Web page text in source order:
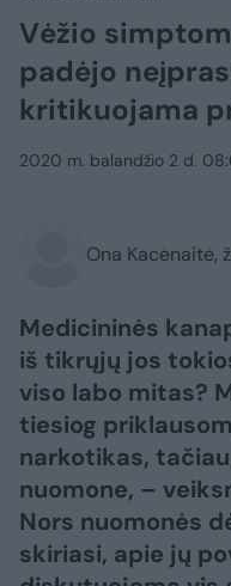
Vėžio
padėjo
kritikuojama
2020 m. balandžio 2 d.
Ona Kacėnaitė,
Medicininės
iš tikrųjų jos
viso labo mitas?
tiesiog
narkotikas,
nuomone, –
Nors nuomonės
skiriasi, apie jų